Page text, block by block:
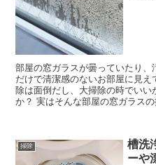
部屋の窓ガラスが曇っていたり
だけで清潔感のないお部屋に見
除は面倒だし、大掃除の時でい
か？ 実はそんな部屋の窓ガラス
掃除
槽洗
ーや